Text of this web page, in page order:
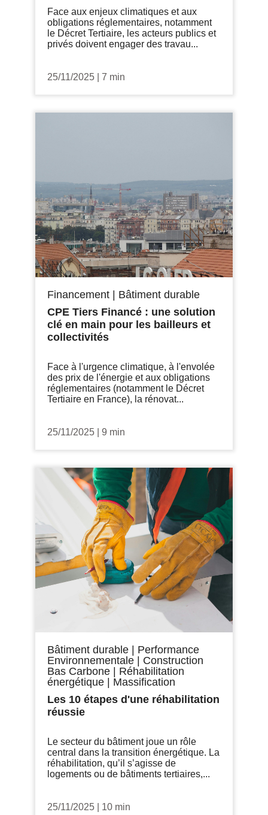
Face aux enjeux climatiques et aux
obligations réglementaires, notamment
le Décret Tertiaire, les acteurs publics et
privés doivent engager des travau...
25/11/2025 7 min
Financement
Bâtiment durable
CPE Tiers Financé : une solution
clé en main pour les bailleurs et
collectivités
Face à l'urgence climatique, à l'envolée
des prix de l'énergie et aux obligations
réglementaires (notamment le Décret
Tertiaire en France), la rénovat...
25/11/2025 9 min
Bâtiment durable
Performance
Environnementale
Construction
Bas Carbone
Réhabilitation
énergétique
Massification
Les 10 étapes d'une réhabilitation
réussie
Le secteur du bâtiment joue un rôle
central dans la transition énergétique. La
réhabilitation, qu’il s’agisse de
logements ou de bâtiments tertiaires,...
25/11/2025 10 min